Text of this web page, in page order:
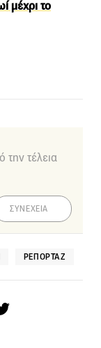
μέχρι το
την τέλεια
ΣΥΝΕΧΕΙΑ
ΡΕΠΟΡΤΆΖ